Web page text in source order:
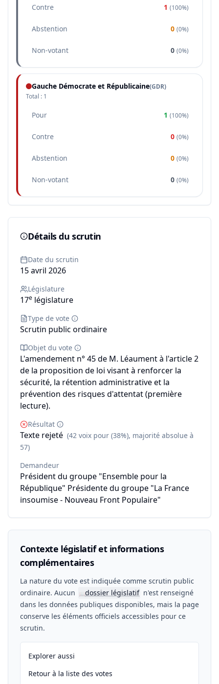
Contre 1 (100%)
Abstention 0 (0%)
Non-votant 0 (0%)
Gauche Démocrate et Républicaine(GDR)
Total : 1
Pour 1 (100%)
Contre 0 (0%)
Abstention 0 (0%)
Non-votant 0 (0%)
Détails du scrutin
Date du scrutin
15 avril 2026
Législature
17e législature
Type de vote
Scrutin public ordinaire
Objet du vote
L'amendement n° 45 de M. Léaument à l'article 2
de la proposition de loi visant à renforcer la
sécurité, la rétention administrative et la
prévention des risques d'attentat (première
lecture).
Résultat
Texte rejeté (42 voix pour (38%), majorité absolue à
57)
Demandeur
Président du groupe "Ensemble pour la
République" Présidente du groupe "La France
insoumise - Nouveau Front Populaire"
Contexte législatif et informations
complémentaires
La nature du vote est indiquée comme scrutin public
ordinaire. Aucun
📖dossier législatif n'est renseigné
dans les données publiques disponibles, mais la page
conserve les éléments officiels accessibles pour ce
scrutin.
Explorer aussi
Retour à la liste des votes